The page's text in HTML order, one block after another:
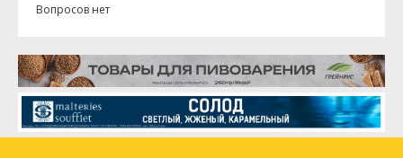
Вопросов нет